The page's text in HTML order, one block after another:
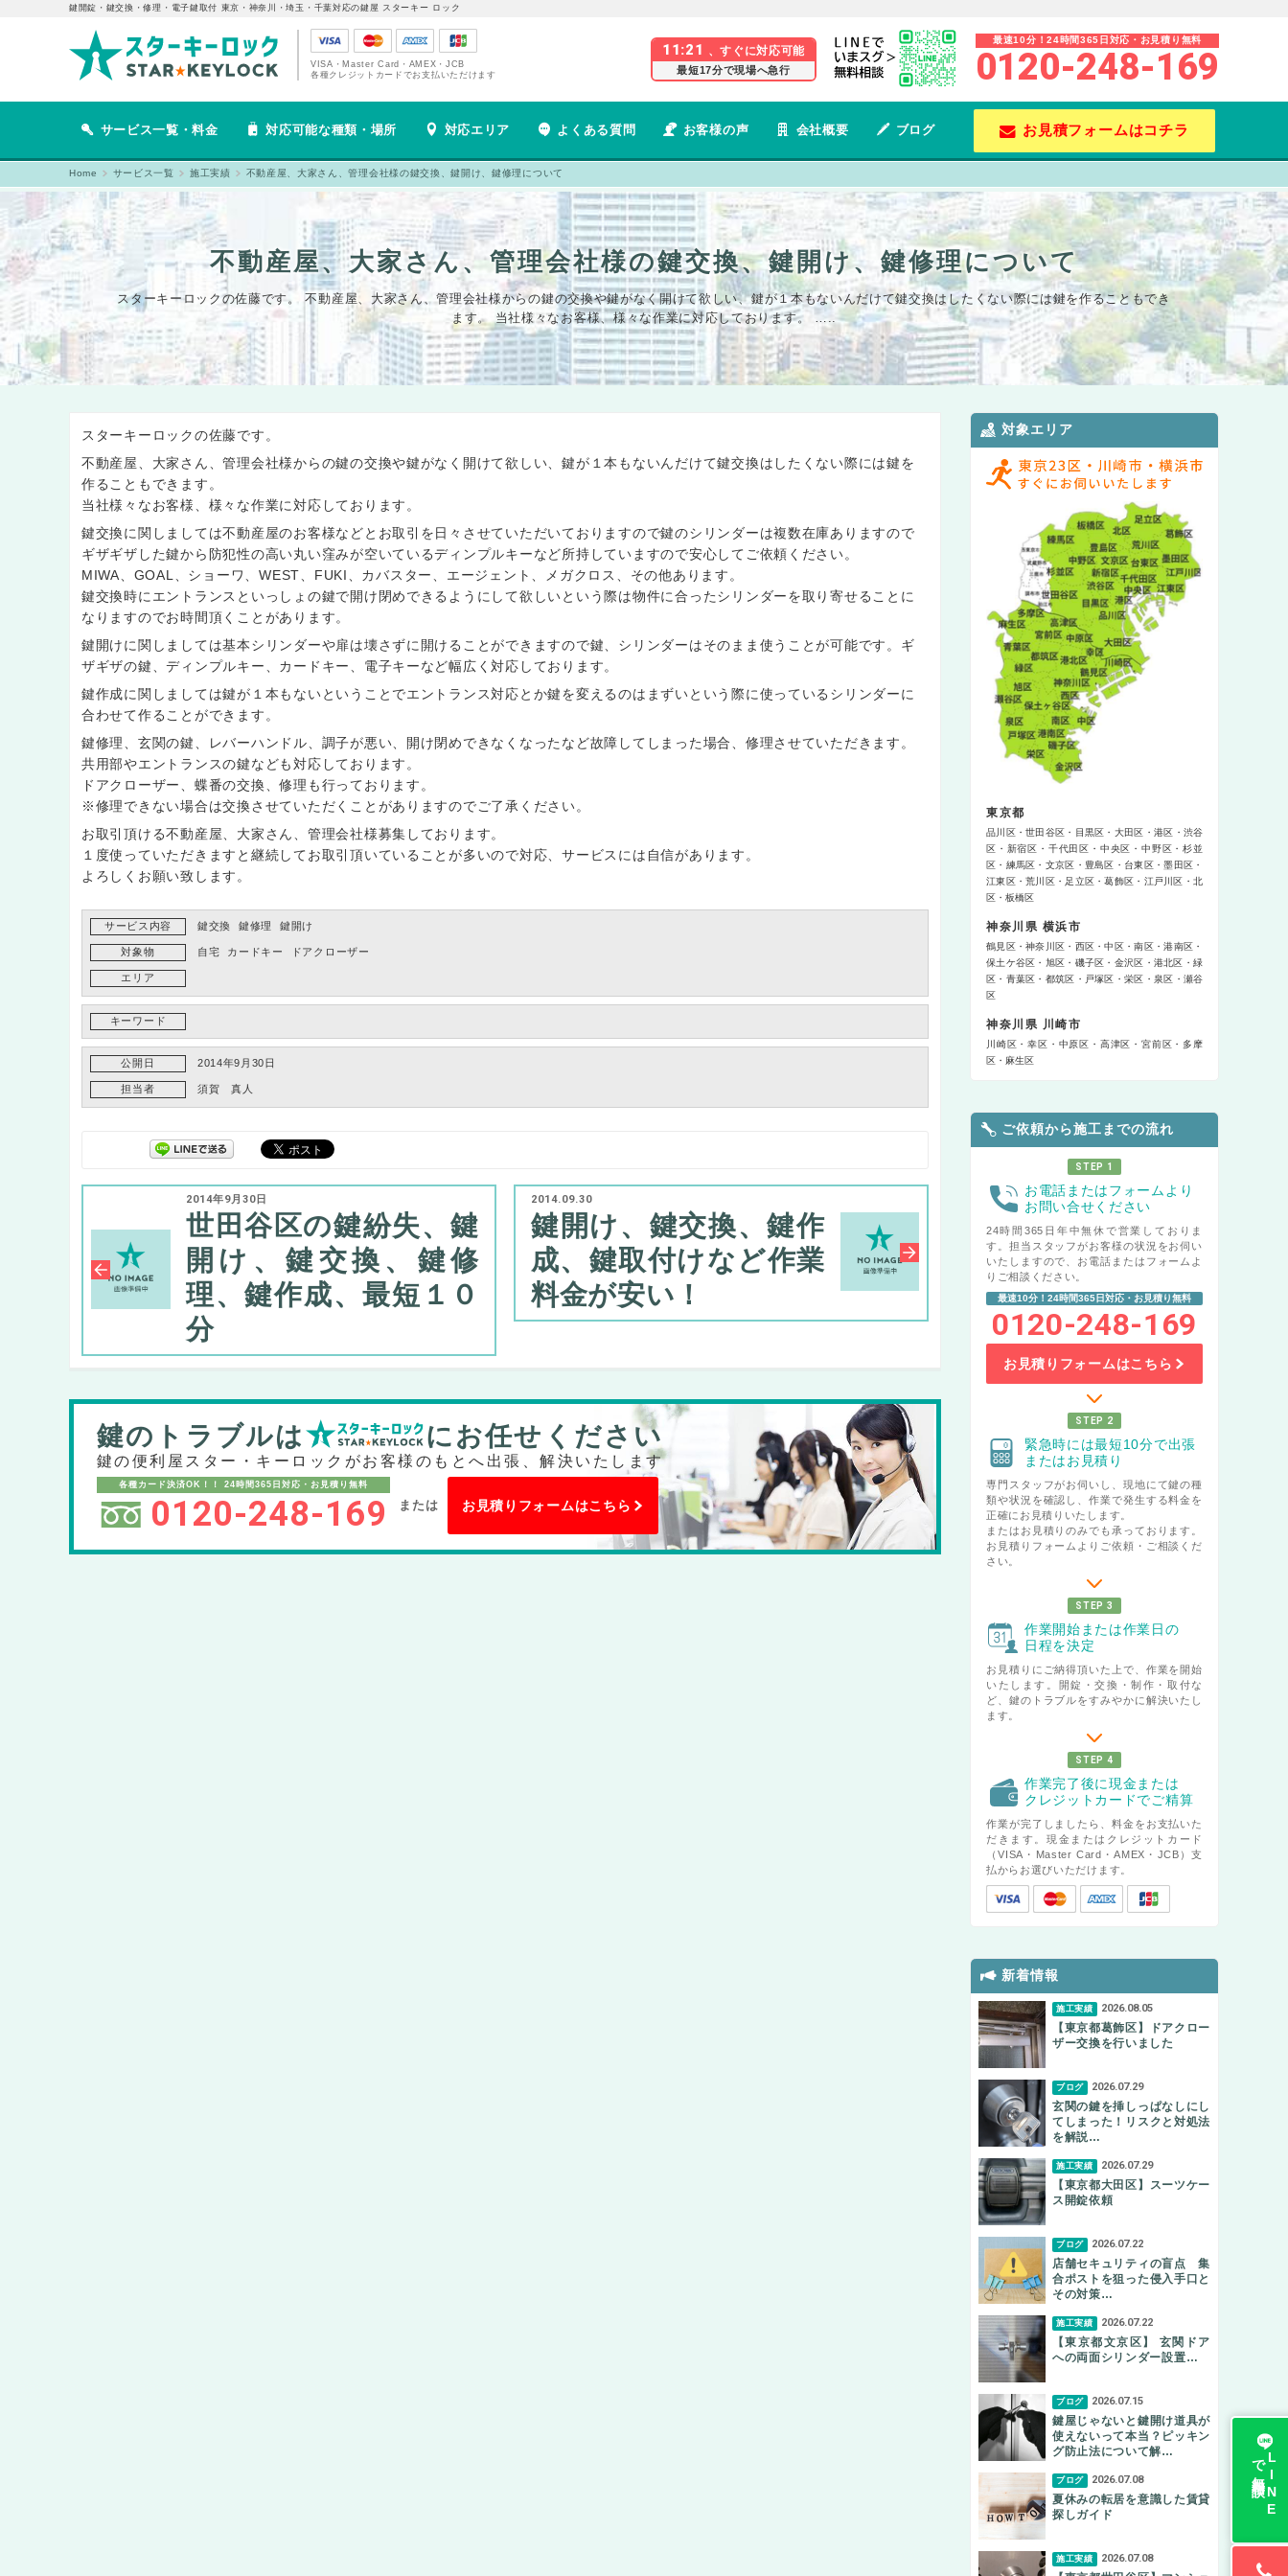
鍵開錠・鍵交換・修理・電子鍵取付 東京・神奈川・埼玉・千葉対応の鍵屋 スターキー ロック
VISA・Master Card・AMEX・JCB
各種クレジットカードでお支払いただけます
11:21 、すぐに対応可能
最短17分で現場へ急行
最速10分！24時間365日対応・お見積り無料
0120-248-169
サービス一覧・料金 対応可能な種類・場所 対応エリア よくある質問 お客様の声 会社概要 ブログ お見積フォームはコチラ
Home サービス一覧 施工実績 不動産屋、大家さん、管理会社様の鍵交換、鍵開け、鍵修理について
不動産屋、大家さん、管理会社様の鍵交換、鍵開け、鍵修理について
スターキーロックの佐藤です。 不動産屋、大家さん、管理会社様からの鍵の交換や鍵がなく開けて欲しい、鍵が１本もないんだけて鍵交換はしたくない際には鍵を作ることもでき
ます。 当社様々なお客様、様々な作業に対応しております。 …..
スターキーロックの佐藤です。
不動産屋、大家さん、管理会社様からの鍵の交換や鍵がなく開けて欲しい、鍵が１本もないんだけて鍵交換はしたくない際には鍵を
作ることもできます。
当社様々なお客様、様々な作業に対応しております。
鍵交換に関しましては不動産屋のお客様などとお取引を日々させていただいておりますので鍵のシリンダーは複数在庫ありますので
ギザギザした鍵から防犯性の高い丸い窪みが空いているディンプルキーなど所持していますので安心してご依頼ください。
MIWA、GOAL、ショーワ、WEST、FUKI、カバスター、エージェント、メガクロス、その他あります。
鍵交換時にエントランスといっしょの鍵で開け閉めできるようにして欲しいという際は物件に合ったシリンダーを取り寄せることに
なりますのでお時間頂くことがあります。
鍵開けに関しましては基本シリンダーや扉は壊さずに開けることができますので鍵、シリンダーはそのまま使うことが可能です。ギ
ザギザの鍵、ディンプルキー、カードキー、電子キーなど幅広く対応しております。
鍵作成に関しましては鍵が１本もないということでエントランス対応とか鍵を変えるのはまずいという際に使っているシリンダーに
合わせて作ることができます。
鍵修理、玄関の鍵、レバーハンドル、調子が悪い、開け閉めできなくなったなど故障してしまった場合、修理させていただきます。
共用部やエントランスの鍵なども対応しております。
ドアクローザー、蝶番の交換、修理も行っております。
※修理できない場合は交換させていただくことがありますのでご了承ください。
お取引頂ける不動産屋、大家さん、管理会社様募集しております。
１度使っていただきますと継続してお取引頂いていることが多いので対応、サービスには自信があります。
よろしくお願い致します。
サービス内容 鍵交換 鍵修理 鍵開け
対象物 自宅 カードキー ドアクローザー
エリア
キーワード
公開日 2014年9月30日
担当者 須賀 真人
2014年9月30日
世田谷区の鍵紛失、鍵
開け、鍵交換、鍵修
理、鍵作成、最短１０
分
2014.09.30
鍵開け、鍵交換、鍵作
成、鍵取付けなど作業
料金が安い！
鍵のトラブルは にお任せください
鍵の便利屋スター・キーロックがお客様のもとへ出張、解決いたします
各種カード決済OK！！ 24時間365日対応・お見積り無料
0120-248-169 または お見積りフォームはこちら
対象エリア
東京都
品川区 世田谷区 目黒区 大田区 港区
渋谷
区
新宿区 千代田区 中央区 中野区
杉並
区
練馬区 文京区 豊島区 台東区
墨田区
江東区
荒川区 足立区 葛飾区 江戸川区
北
区
板橋区
神奈川県 横浜市
鶴見区 神奈川区 西区 中区 南区
港南区
保土ケ谷区
旭区 磯子区 金沢区 港北区
緑
区
青葉区 都筑区 戸塚区 栄区 泉区
瀬谷
区
神奈川県 川崎市
川崎区 幸区 中原区 高津区 宮前区
多摩
区
麻生区
ご依頼から施工までの流れ
STEP 1
お電話またはフォームより
お問い合せください
24時間365日年中無休で営業しておりま
す。担当スタッフがお客様の状況をお伺い
いたしますので、お電話またはフォームよ
りご相談ください。
最速10分！24時間365日対応・お見積り無料
0120-248-169
お見積りフォームはこちら
STEP 2
緊急時には最短10分で出張
またはお見積り
専門スタッフがお伺いし、現地にて鍵の種
類や状況を確認し、作業で発生する料金を
正確にお見積りいたします。
またはお見積りのみでも承っております。
お見積りフォームよりご依頼・ご相談くだ
さい。
STEP 3
作業開始または作業日の
日程を決定
お見積りにご納得頂いた上で、作業を開始
いたします。開錠・交換・制作・取付な
ど、鍵のトラブルをすみやかに解決いたし
ます。
STEP 4
作業完了後に現金または
クレジットカードでご精算
作業が完了しましたら、料金をお支払いた
だきます。現金またはクレジットカード
（VISA・Master Card・AMEX・JCB）支
払からお選びいただけます。
新着情報
施工実績 2026.08.05
【東京都葛飾区】ドアクロー
ザー交換を行いました
ブログ 2026.07.29
玄関の鍵を挿しっぱなしにし
てしまった！リスクと対処法
を解説…
施工実績 2026.07.29
【東京都大田区】スーツケー
ス開錠依頼
ブログ 2026.07.22
店舗セキュリティの盲点 集
合ポストを狙った侵入手口と
その対策…
施工実績 2026.07.22
【東京都文京区】 玄関ドア
への両面シリンダー設置…
ブログ 2026.07.15
鍵屋じゃないと鍵開け道具が
使えないって本当？ピッキン
グ防止法について解…
ブログ 2026.07.08
夏休みの転居を意識した賃貸
探しガイド
施工実績 2026.07.08
L
I
N
E
で
無料相談